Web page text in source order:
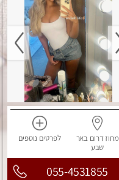
מחוז דרוםבאר
שבע
לפרטים נוספים
055-4531855